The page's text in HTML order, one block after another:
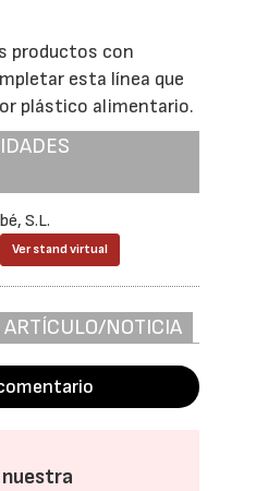
productos con
esta línea que
plástico alimentario.
S.L.
Ver stand virtual
NOTICIA
nuestra